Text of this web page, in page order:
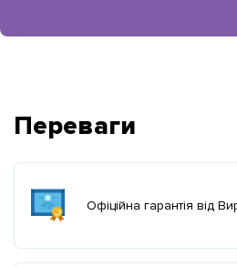
Переваги
Офіційна гарантія від